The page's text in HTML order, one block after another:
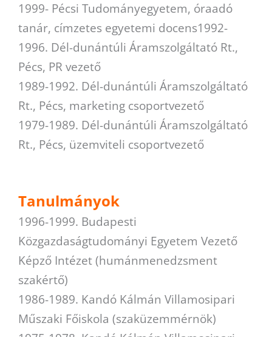
1999- Pécsi Tudományegyetem, óraadó
tanár, címzetes egyetemi docens1992-
1996. Dél-dunántúli Áramszolgáltató Rt.,
Pécs, PR vezető
1989-1992. Dél-dunántúli Áramszolgáltató
Rt., Pécs, marketing csoportvezető
1979-1989. Dél-dunántúli Áramszolgáltató
Rt., Pécs, üzemviteli csoportvezető
Tanulmányok
1996-1999. Budapesti
Közgazdaságtudományi Egyetem Vezető
Képző Intézet (humánmenedzsment
szakértő)
1986-1989. Kandó Kálmán Villamosipari
Műszaki Főiskola (szaküzemmérnök)